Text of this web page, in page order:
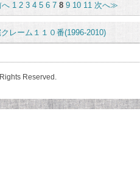
1 2 3 4 5 6 7 8 9 10 11 次へ≫
レーム１１０番(1996-2010)
Reserved.